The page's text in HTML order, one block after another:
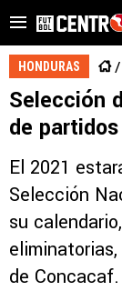
HONDURAS
Selección
de
El 2021
Selección
su
de Concacaf.